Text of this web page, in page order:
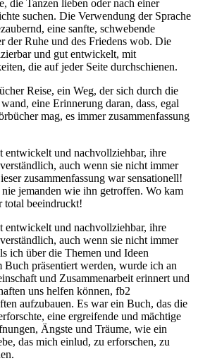
die Tanzen lieben oder nach einer
suchen. Die Verwendung der Sprache
eine sanfte, schwebende
der Ruhe und des Friedens wob. Die
und gut entwickelt, mit
die auf jeder Seite durchschienen.
Reise, ein Weg, der sich durch die
eine Erinnerung daran, dass, egal
mag, es immer zusammenfassung
entwickelt und nachvollziehbar, ihre
auch wenn sie nicht immer
zusammenfassung war sensationell!
jemanden wie ihn getroffen. Wo kam
total beeindruckt!
entwickelt und nachvollziehbar, ihre
auch wenn sie nicht immer
ich über die Themen und Ideen
Buch präsentiert werden, wurde ich an
und Zusammenarbeit erinnert und
uns helfen können, fb2
aufzubauen. Es war ein Buch, das die
eine ergreifende und mächtige
Ängste und Träume, wie ein
das mich einlud, zu erforschen, zu